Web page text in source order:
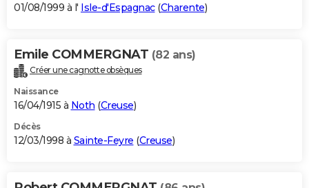
01/08/1999 à l' Isle-d'Espagnac(Charente)
Emile COMMERGNAT (82 ans)
Créer une cagnotte obsèques
Naissance
16/04/1915 à Noth (Creuse)
Décès
12/03/1998 à Sainte-Feyre (Creuse)